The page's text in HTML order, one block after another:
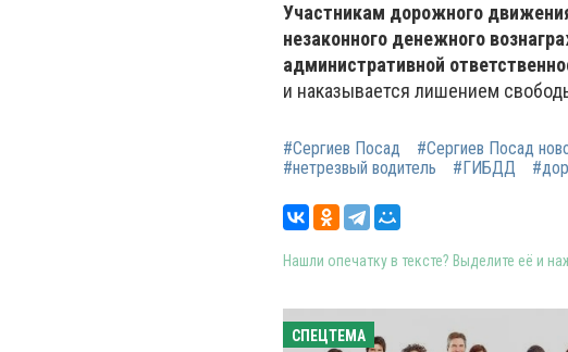
Участникам дорожного
незаконного денежного
административной
и наказывается лишением
#Сергиев Посад #Сергиев Посад
#нетрезвый водитель
#ГИБДД
Нашли опечатку в тексте? Выделите её и
СПЕЦТЕМА